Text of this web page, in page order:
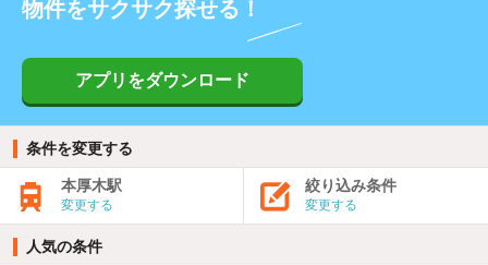
物件をサクサク探せる！
アプリをダウンロード
条件を変更する
本厚木駅
変更する
絞り込み条件
変更する
人気の条件